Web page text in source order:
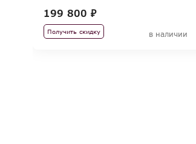
199 800 ₽
Получить скидку в наличии